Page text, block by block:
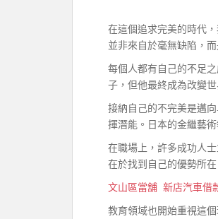
在這個追求完美的時代
並非來自於毫無缺陷，
每個人都有自己的不足
子，但他最終成為改變
接納自己的不完美是邁
揮潛能。日本的金繼藝
在職場上，許多成功人
在於找到自己的優勢所
文山區當舖 新店汽車借
教育領域也開始重視這